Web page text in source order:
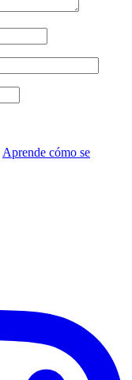
Aprende cómo se